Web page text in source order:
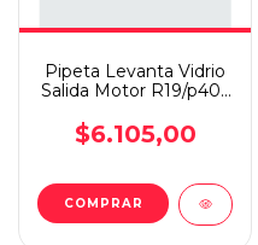
Pipeta Levanta Vidrio
Salida Motor R19/p405
$6.105,00
COMPRAR